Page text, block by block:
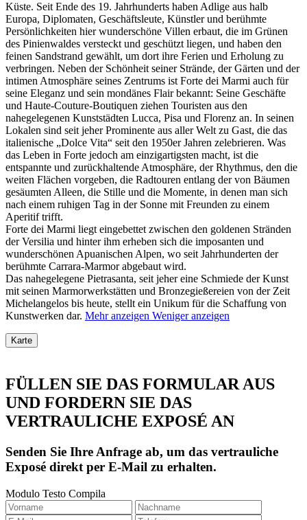
Küste. Seit Ende des 19. Jahrhunderts haben Adlige aus halb
Europa, Diplomaten, Geschäftsleute, Künstler und berühmte
Persönlichkeiten hier wunderschöne Villen erbaut, die im Grünen
des Pinienwaldes versteckt und geschützt liegen, und haben den
feinen Sandstrand gewählt, um dort ihre Ferien und Erholung zu
verbringen. Neben der Schönheit seiner Strände, der Gärten und der
intimen Atmosphäre seines Zentrums ist Forte dei Marmi auch für
seine Eleganz und sein mondänes Flair bekannt: Seine Geschäfte
und Haute-Couture-Boutiquen ziehen Touristen aus den
nahegelegenen Kunststädten Lucca, Pisa und Florenz an. In seinen
Lokalen sind seit jeher Prominente aus aller Welt zu Gast, die das
italienische „Dolce Vita“ seit den 1950er Jahren zelebrieren. Was
das Leben in Forte jedoch am einzigartigsten macht, ist die
entspannte und zurückhaltende Atmosphäre, der Rhythmus, den die
weiten Flächen vorgeben, die Radtouren entlang der von Bäumen
gesäumten Alleen, die Stille und die Momente, in denen man sich
nach einem ruhigen Tag in der Sonne mit Freunden zu einem
Aperitif trifft.
Forte dei Marmi liegt eingebettet zwischen den goldenen Stränden
der Versilia und hinter ihm erheben sich die imposanten und
wunderschönen Apuanischen Alpen, wo seit Jahrhunderten der
berühmte Carrara-Marmor abgebaut wird.
Das nahegelegene Pietrasanta, seit jeher eine Schmiede der Kunst
mit seinen Marmorwerkstätten und Bronzegießereien von der Zeit
Michelangelos bis heute, stellt ein Unikum für die Schaffung von
Kunstwerken dar. Mehr anzeigen Weniger anzeigen
Karte
FÜLLEN SIE DAS FORMULAR AUS
UND FORDERN SIE DAS
VERTRAULICHE EXPOSÉ AN
Senden Sie Ihre Anfrage ab, um das vertrauliche
Exposé direkt per E-Mail zu erhalten.
Modulo Testo Compila